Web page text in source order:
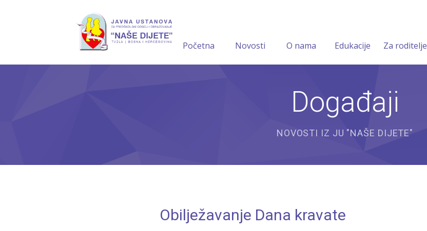
Početna Novosti O nama Edukacije Za roditelje
Događaji
NOVOSTI IZ JU "NAŠE DIJETE"
Obilježavanje Dana kravate